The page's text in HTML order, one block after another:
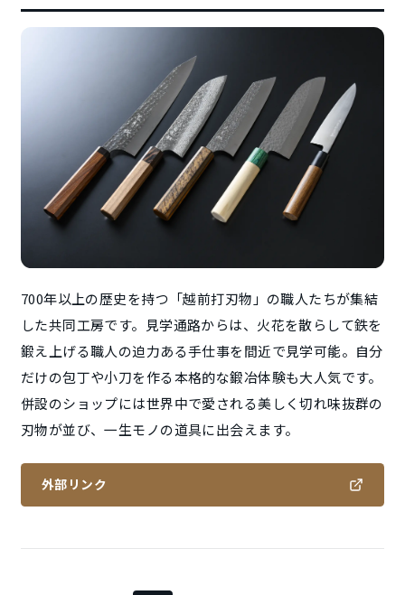
700年以上の歴史を持つ「越前打刃物」の職人たちが集結
した共同工房です。見学通路からは、火花を散らして鉄を
鍛え上げる職人の迫力ある手仕事を間近で見学可能。自分
だけの包丁や小刀を作る本格的な鍛冶体験も大人気です。
併設のショップには世界中で愛される美しく切れ味抜群の
刃物が並び、一生モノの道具に出会えます。
外部リンク